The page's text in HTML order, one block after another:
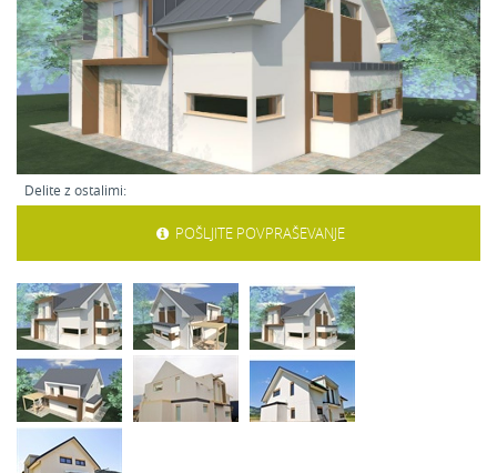
Delite z ostalimi:
POŠLJITE POVPRAŠEVANJE